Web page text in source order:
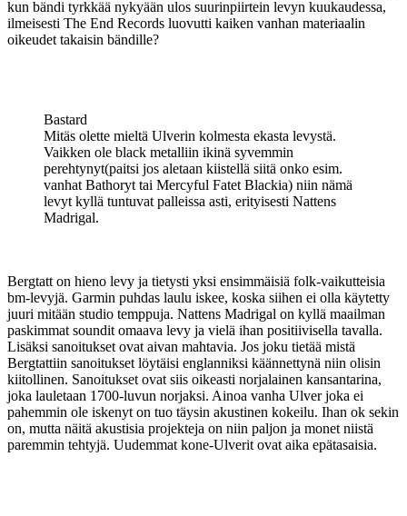
kun bändi tyrkkää nykyään ulos suurinpiirtein levyn kuukaudessa,
ilmeisesti The End Records luovutti kaiken vanhan materiaalin
oikeudet takaisin bändille?
Bastard
Mitäs olette mieltä Ulverin kolmesta ekasta levystä.
Vaikken ole black metalliin ikinä syvemmin
perehtynyt(paitsi jos aletaan kiistellä siitä onko esim.
vanhat Bathoryt tai Mercyful Fatet Blackia) niin nämä
levyt kyllä tuntuvat palleissa asti, erityisesti Nattens
Madrigal.
Bergtatt on hieno levy ja tietysti yksi ensimmäisiä folk-vaikutteisia
bm-levyjä. Garmin puhdas laulu iskee, koska siihen ei olla käytetty
juuri mitään studio temppuja. Nattens Madrigal on kyllä maailman
paskimmat soundit omaava levy ja vielä ihan positiivisella tavalla.
Lisäksi sanoitukset ovat aivan mahtavia. Jos joku tietää mistä
Bergtattiin sanoitukset löytäisi englanniksi käännettynä niin olisin
kiitollinen. Sanoitukset ovat siis oikeasti norjalainen kansantarina,
joka lauletaan 1700-luvun norjaksi. Ainoa vanha Ulver joka ei
pahemmin ole iskenyt on tuo täysin akustinen kokeilu. Ihan ok sekin
on, mutta näitä akustisia projekteja on niin paljon ja monet niistä
paremmin tehtyjä. Uudemmat kone-Ulverit ovat aika epätasaisia.